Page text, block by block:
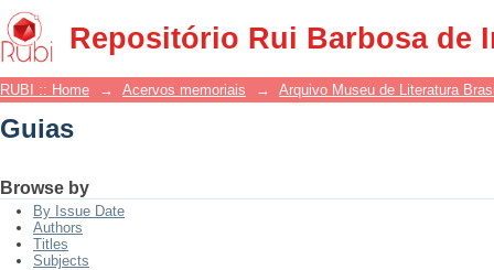
Repositório Rui Barbosa de
Guias
RUBI :: Home → Acervos memoriais → Arquivo Museu de Literatura
Guias
Browse by
By Issue Date
Authors
Titles
Subjects